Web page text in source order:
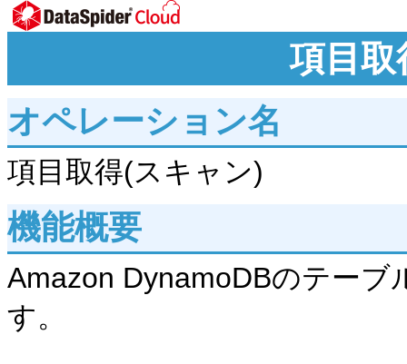
項目取
オペレーション名
項目取得(スキャン)
機能概要
Amazon DynamoDBのテー
す。